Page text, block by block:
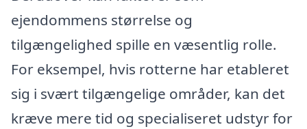
ejendommens størrelse og
tilgængelighed spille en væsentlig rolle.
For eksempel, hvis rotterne har etableret
sig i svært tilgængelige områder, kan det
kræve mere tid og specialiseret udstyr for